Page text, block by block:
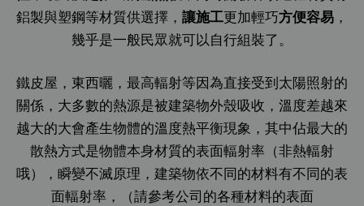
鋁製與塑鋼等材質供選擇， 讓施工更加輕巧方便容易 ，
幾乎是一般民眾就可以自行組裝了。
鐵皮屋，東西曬，最高輻射等因為直接受到太陽照射的
關係，大多數的熱源是被建築物外殼吸收，溫度差越來
越大的大會產生物體的溫度熱平衡現象，其中佔最大的
散熱方式是物體本身材質的表面輻射率（非熱輻射
哦），瞬變不滅原理，建築物依不同的材料有不同的表
面輻射率，（請參考公司的各種材料的表面